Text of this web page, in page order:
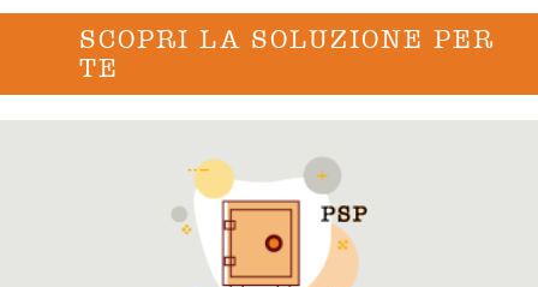
SCOPRI LA SOLUZIONE PER
TE